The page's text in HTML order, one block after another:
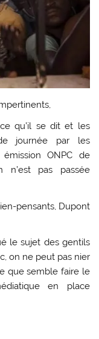
qu’il se dit et les
journée par les
ONPC de
n’est pas passée
pensants, Dupont
le sujet des gentils
on ne peut pas nier
que semble faire le
en place